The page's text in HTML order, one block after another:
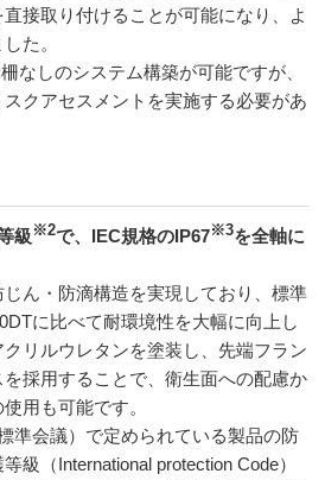
接取り付けることが可能になり、よ
た。
なしのシステム構築が可能ですが、
クアセスメントを実施する必要があ
級 ※2で、 IEC規格のIP67※3を全軸に
じん・防滴構造を実現しており、標準
に比べて耐環境性を大幅に向上し
リルウレタンを塗装し、先端フラン
採用することで、衛生面への配慮か
用も可能です。
準会議）で定められている製品の防
級（International protection Code）